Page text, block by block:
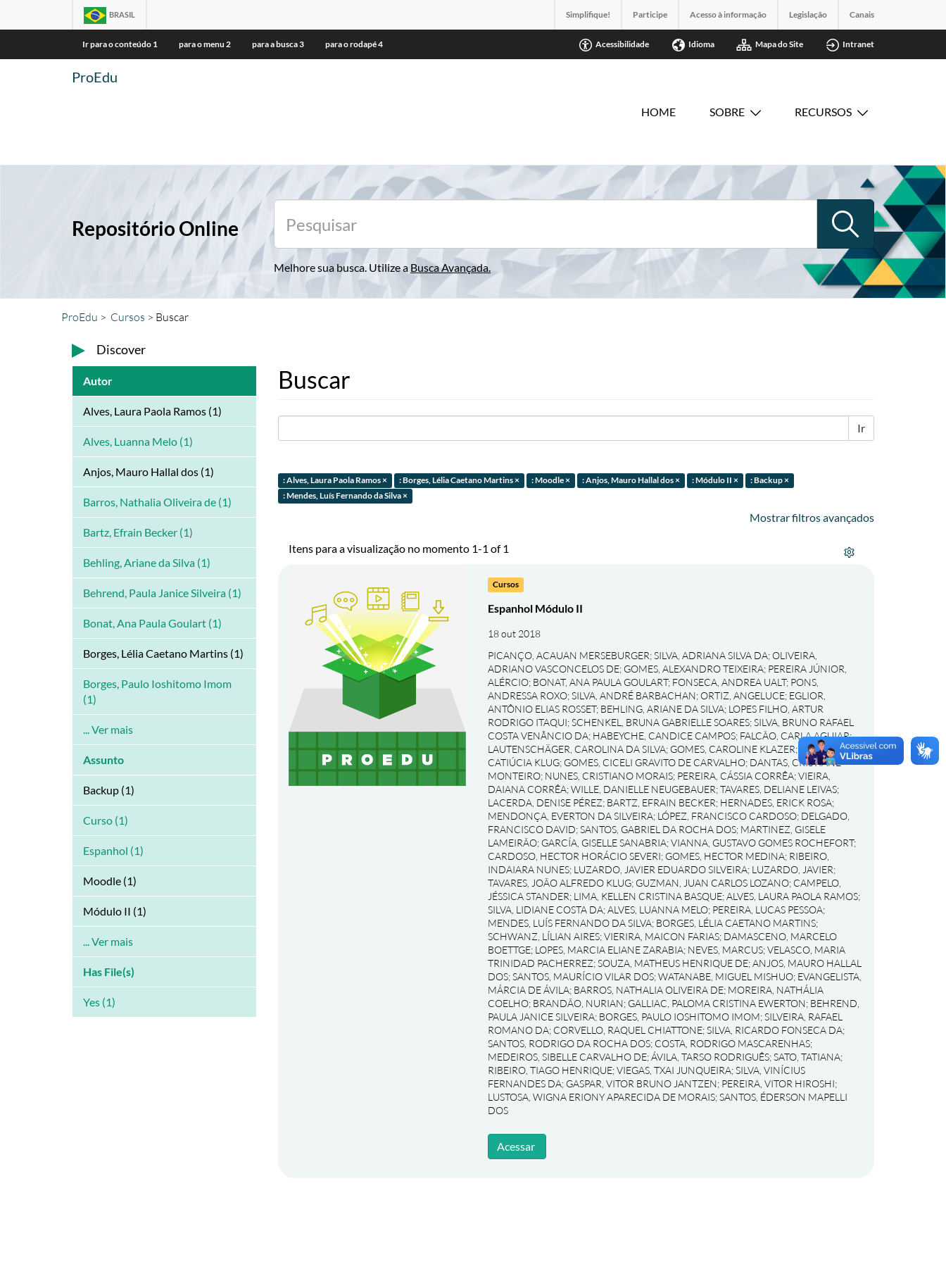
BRASIL Simplifique! Participe Acesso à informação Legislação Canais
Ir para o conteúdo 1 para o menu 2 para a busca3 para o rodapé4 Acessibilidade Idioma Mapa do Site Intranet
ProEdu
HOME SOBRE RECURSOS
Repositório Online
Melhore sua busca. Utilize a Busca Avançada.
ProEdu Cursos Buscar
Discover
Autor
Alves, Laura Paola Ramos (1)
Alves, Luanna Melo (1)
Anjos, Mauro Hallal dos (1)
Barros, Nathalia Oliveira de (1)
Bartz, Efrain Becker (1)
Behling, Ariane da Silva (1)
Behrend, Paula Janice Silveira (1)
Bonat, Ana Paula Goulart (1)
Borges, Lélia Caetano Martins (1)
Borges, Paulo Ioshitomo Imom
(1)
... Ver mais
Assunto
Backup (1)
Curso (1)
Espanhol (1)
Moodle (1)
Módulo II (1)
... Ver mais
Has File(s)
Yes (1)
Buscar
Ir
: Alves, Laura Paola Ramos × : Borges, Lélia Caetano Martins × : Moodle × : Anjos, Mauro Hallal dos × : Módulo II ×
: Backup ×
: Mendes, Luís Fernando da Silva ×
Mostrar filtros avançados
Itens para a visualização no momento 1-1 of 1
Cursos
Espanhol Módulo II
18 out 2018
PICANÇO, ACAUAN MERSEBURGER;SILVA, ADRIANA SILVA DA;OLIVEIRA,
ADRIANO VASCONCELOS DE; GOMES, ALEXANDRO TEIXEIRA; PEREIRA JÚNIOR,
ALÉRCIO; BONAT, ANA PAULA GOULART; FONSECA, ANDREA UALT; PONS,
ANDRESSA ROXO;SILVA, ANDRÉ BARBACHAN;ORTIZ, ANGELUCE; EGLIOR,
ANTÔNIO ELIAS ROSSET; BEHLING, ARIANE DA SILVA; LOPES FILHO, ARTUR
RODRIGO ITAQUI;SCHENKEL, BRUNA GABRIELLE SOARES;SILVA, BRUNO RAFAEL
COSTA VENÂNCIO DA; HABEYCHE, CANDICE CAMPOS; FALCÃO, CARLA AGUIAR;
LAUTENSCHÄGER, CAROLINA DA SILVA; GOMES, CAROLINE KLAZER;
SCHNEIDER,
CATIÚCIA KLUG; GOMES, CICELI GRAVITO DE CARVALHO; DANTAS, CRISTIANE
MONTEIRO; NUNES, CRISTIANO MORAIS; PEREIRA, CÁSSIA CORRÊA;VIEIRA,
DAIANA CORRÊA;WILLE, DANIELLE NEUGEBAUER;TAVARES, DELIANE LEIVAS;
LACERDA, DENISE PÉREZ; BARTZ, EFRAIN BECKER; HERNADES, ERICK ROSA;
MENDONÇA, EVERTON DA SILVEIRA; LÓPEZ, FRANCISCO CARDOSO; DELGADO,
FRANCISCO DAVID;SANTOS, GABRIEL DA ROCHA DOS; MARTINEZ, GISELE
LAMEIRÃO; GARCÍA, GISELLE SANABRIA;VIANNA, GUSTAVO GOMES ROCHEFORT;
CARDOSO, HECTOR HORÁCIO SEVERI; GOMES, HECTOR MEDINA; RIBEIRO,
INDAIARA NUNES; LUZARDO, JAVIER EDUARDO SILVEIRA; LUZARDO, JAVIER;
TAVARES, JOÃO ALFREDO KLUG; GUZMAN, JUAN CARLOS LOZANO; CAMPELO,
JÉSSICA STANDER; LIMA, KELLEN CRISTINA BASQUE;ALVES, LAURA PAOLA RAMOS;
SILVA, LIDIANE COSTA DA;ALVES, LUANNA MELO; PEREIRA, LUCAS PESSOA;
MENDES, LUÍS FERNANDO DA SILVA; BORGES, LÉLIA CAETANO MARTINS;
SCHWANZ, LÍLIAN AIRES;VIERIRA, MAICON FARIAS; DAMASCENO, MARCELO
BOETTGE; LOPES, MARCIA ELIANE ZARABIA; NEVES, MARCUS;VELASCO, MARIA
TRINIDAD PACHERREZ;SOUZA, MATHEUS HENRIQUE DE;ANJOS, MAURO HALLAL
DOS;SANTOS, MAURÍCIO VILAR DOS;WATANABE, MIGUEL MISHUO; EVANGELISTA,
MÁRCIA DE ÁVILA; BARROS, NATHALIA OLIVEIRA DE; MOREIRA, NATHÁLIA
COELHO; BRANDÃO, NURIAN; GALLIAC, PALOMA CRISTINA EWERTON; BEHREND,
PAULA JANICE SILVEIRA; BORGES, PAULO IOSHITOMO IMOM;SILVEIRA, RAFAEL
ROMANO DA; CORVELLO, RAQUEL CHIATTONE;SILVA, RICARDO FONSECA DA;
SANTOS, RODRIGO DA ROCHA DOS; COSTA, RODRIGO MASCARENHAS;
MEDEIROS, SIBELLE CARVALHO DE;ÁVILA, TARSO RODRIGUÊS;SATO, TATIANA;
RIBEIRO, TIAGO HENRIQUE;VIEGAS, TXAI JUNQUEIRA;SILVA, VINÍCIUS
FERNANDES DA; GASPAR, VITOR BRUNO JANTZEN; PEREIRA, VITOR HIROSHI;
LUSTOSA, WIGNA ERIONY APARECIDA DE MORAIS;SANTOS, ÉDERSON MAPELLI
DOS
Acessar